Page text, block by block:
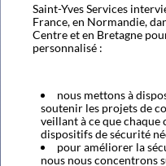
Saint-Yves Services
France, en Normandie,
Centre et en Bretagne
personnalisé :
nous mettons à
soutenir les projets de
veillant à ce que
dispositifs de sécurité
pour améliorer la
nous nous concentrons